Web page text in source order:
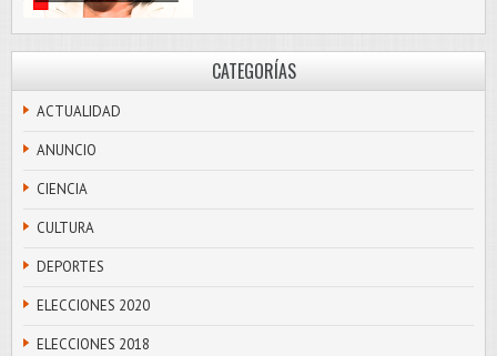
CATEGORÍAS
ACTUALIDAD
ANUNCIO
CIENCIA
CULTURA
DEPORTES
ELECCIONES 2020
ELECCIONES 2018